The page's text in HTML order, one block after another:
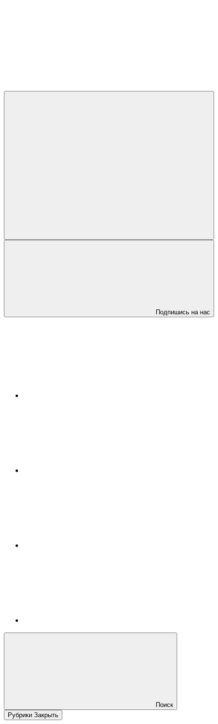
Подпишись на нас
Поиск
Рубрики Закрыть